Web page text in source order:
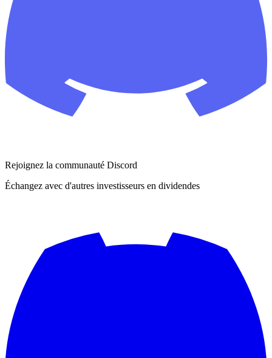
Rejoignez la communauté Discord
Échangez avec d'autres investisseurs en dividendes